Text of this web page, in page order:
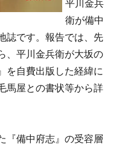
平川金兵
衛が備中
誌です。報告では、先
、平川金兵衛が大坂の
を自費出版した経緯に
馬屋との書状等から詳
『備中府志』の受容層